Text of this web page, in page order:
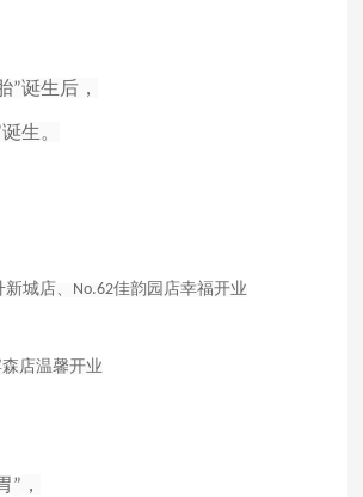
”诞生后，
诞生。
新城店、 No.62佳韵园店幸福开业
店温馨开业
” ，